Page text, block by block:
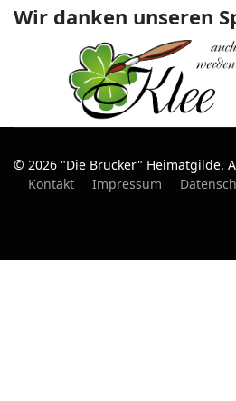
Wir danken unseren
© 2026 "Die Brucker" Heimatgilde.
Kontakt
Impressum